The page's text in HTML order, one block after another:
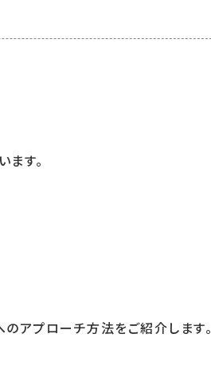
す。
アプローチ方法をご紹介します。